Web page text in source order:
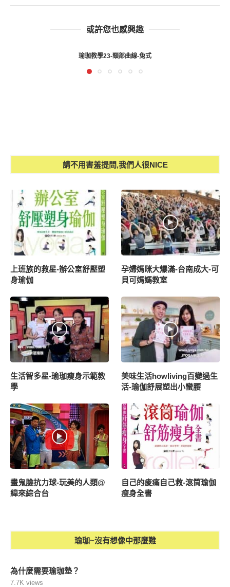
或許您也感興趣
瑜珈教學23-頸部曲線-兔式
請不用害羞提問,我們人很NICE
上班族的救星-辦公室舒壓塑
身瑜伽
孕婦媽咪大爆滿-台南成大-可
貝可媽媽教室
生活智多星-瑜珈瘦身示範教
學
美味生活howliving百變過生
活-瑜伽舒展塑出小蠻腰
畫鬼臉抗力球-玩美的人類@
緯來綜合台
自己的痠痛自己救-滾筒瑜伽
瘦身全書
瑜珈~沒有想像中那麼難
為什麼需要瑜珈墊？
7.7K views